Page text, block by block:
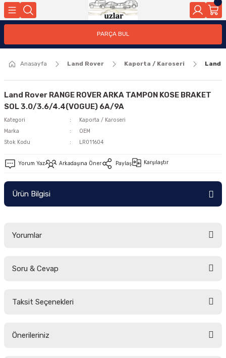
Geri Dön
PARÇA BUL
Anasayfa Land Rover Kaporta / Karoseri Land
Land Rover RANGE ROVER ARKA TAMPON KOSE BRAKET
SOL 3.0/3.6/4.4(VOGUE) 6A/9A
Kategori
Kaporta / Karoseri
Marka
OEM
Stok Kodu
LR011604
Yorum Yaz Arkadaşına Öner Paylaş Karşılaştır
Ürün Bilgisi
Yorumlar
Soru & Cevap
Taksit Seçenekleri
Önerileriniz